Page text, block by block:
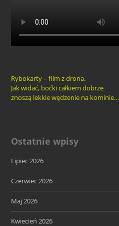
Rybokarty – film z drona.
Jak widać, boćki całkiem dobrze
znoszą lekkie wędzenie na kominie…
Ostatnie wpisy
Lipiec 2026
Czerwiec 2026
Maj 2026
Kwiecień 2026